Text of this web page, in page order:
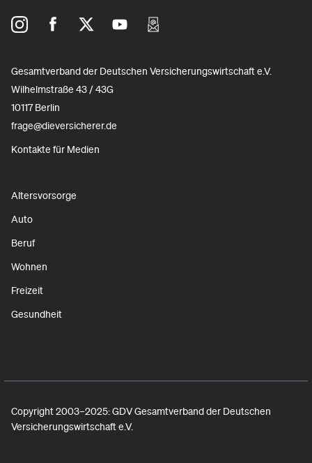
Gesamtverband der Deutschen Versicherungswirtschaft e.V.
Wilhelmstraße 43 / 43G
10117 Berlin
frage@dieversicherer.de
Kontakte für Medien
Altersvorsorge
Auto
Beruf
Wohnen
Freizeit
Gesundheit
Copyright 2003–2025: GDV Gesamtverband der Deutschen
Versicherungswirtschaft e.V.